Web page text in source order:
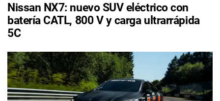
Nissan NX7: nuevo SUV eléctrico con
batería CATL, 800 V y carga ultrarrápida
5C